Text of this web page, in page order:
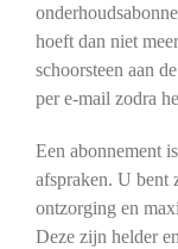
hoeft dan niet
schoorsteen aan
per e-mail zodra
Een abonnement
afspraken. U bent
ontzorging en
Deze zijn helder